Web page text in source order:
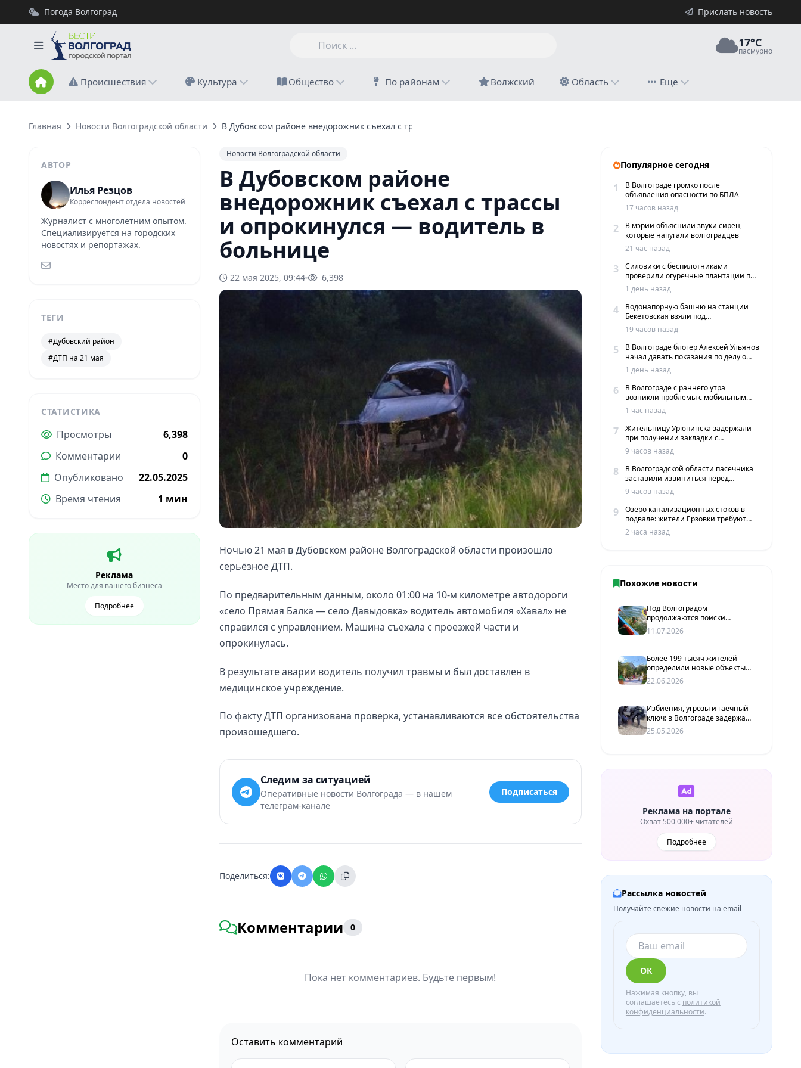
Погода Волгоград Прислать новость
17°C
пасмурно
Происшествия Культура Общество По районам Волжский Область Еще
Главная Новости Волгоградской области В Дубовском районе внедорожник съехал с трассы и опрокинулся — водитель в больнице
АВТОР
Илья Резцов
Корреспондент отдела новостей
Журналист с многолетним опытом.
Специализируется на городских
новостях и репортажах.
ТЕГИ
#Дубовский район
#ДТП на 21 мая
СТАТИСТИКА
Просмотры
6,398
Комментарии
0
Опубликовано
22.05.2025
Время чтения
1 мин
Реклама
Место для вашего бизнеса
Подробнее
Новости Волгоградской области
В Дубовском районе
внедорожник съехал с трассы
и опрокинулся — водитель в
больнице
22 мая 2025, 09:44 6,398
Ночью 21 мая в Дубовском районе Волгоградской области произошло
серьёзное ДТП.
По предварительным данным, около 01:00 на 10-м километре автодороги
«село Прямая Балка — село Давыдовка» водитель автомобиля «Хавал» не
справился с управлением. Машина съехала с проезжей части и
опрокинулась.
В результате аварии водитель получил травмы и был доставлен в
медицинское учреждение.
По факту ДТП организована проверка, устанавливаются все обстоятельства
произошедшего.
Следим за ситуацией
Оперативные новости Волгограда — в нашем
телеграм-канале
Подписаться
Поделиться:
Комментарии 0
Пока нет комментариев. Будьте первым!
Оставить комментарий
Популярное сегодня
1
В Волгограде громко после
объявления опасности по БПЛА
17 часов назад
2
В мэрии объяснили звуки сирен,
которые напугали волгоградцев
21 час назад
3
Силовики с беспилотниками
проверили огуречные плантации под
Волгоградом
1 день назад
4
Водонапорную башню на станции
Бекетовская взяли под
государственную охрану
19 часов назад
5
В Волгограде блогер Алексей Ульянов
начал давать показания по делу о
вымогательстве
1 день назад
6
В Волгограде с раннего утра
возникли проблемы с мобильным
интернетом и сервисами такси
1 час назад
7
Жительницу Урюпинска задержали
при получении закладки с
мефедроном в Волгограде
9 часов назад
8
В Волгоградской области пасечника
заставили извиниться перед
жителями хутора
9 часов назад
9
Озеро канализационных стоков в
подвале: жители Ерзовки требуют
срочных мер
2 часа назад
Похожие новости
Под Волгоградом
продолжаются поиски
мужчины, предположительно
прыгнувшего с моста
11.07.2026
Более 199 тысяч жителей
определили новые объекты
благоустройства под
Волгоградом
22.06.2026
Избиения, угрозы и гаечный
ключ: в Волгограде задержали
подозреваемых в
вымогательстве
25.05.2026
Реклама на портале
Охват 500 000+ читателей
Подробнее
Рассылка новостей
Получайте свежие новости на email
ОК
Нажимая кнопку, вы
соглашаетесь с политикой
конфиденциальности.